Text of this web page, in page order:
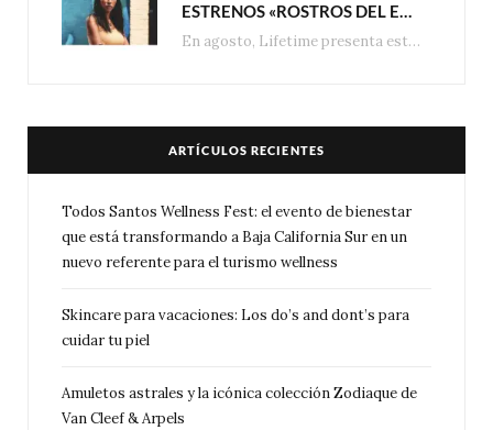
ESTRENOS «ROSTROS DEL ENGAÑO», ESPECIAL DE LIFETIME MOVIES DONDE NADA NI NADIE ES LO QUE PARECE
En agosto, Lifetime presenta estrenos exclusivos con historias donde las apariencias esconden los secretos más…
ARTÍCULOS RECIENTES
Todos Santos Wellness Fest: el evento de bienestar
que está transformando a Baja California Sur en un
nuevo referente para el turismo wellness
Skincare para vacaciones: Los do’s and dont’s para
cuidar tu piel
Amuletos astrales y la icónica colección Zodiaque de
Van Cleef & Arpels